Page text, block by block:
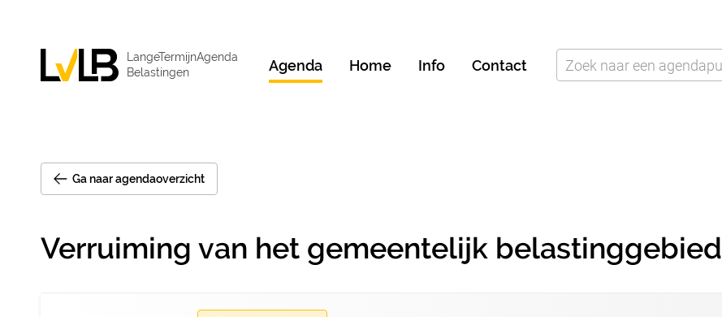
LangeTermijnAgenda
Belastingen
Agenda Home Info Contact
Ga naar agendaoverzicht
Verruiming van het gemeentelijk belastinggebied